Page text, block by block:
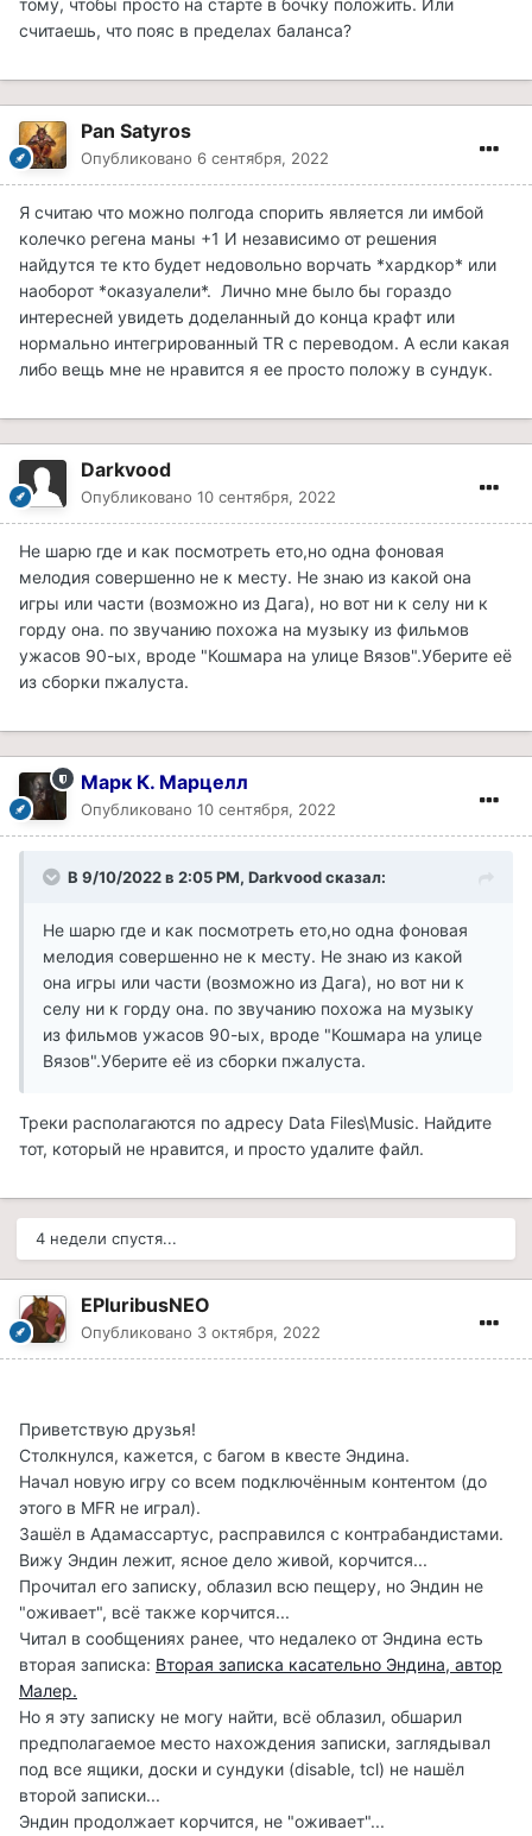
пояс и все. Ну не бывает *идеального баланса* в
играх. Это - миф.
тому, чтобы просто на старте в бочку положить. Или
считаешь, что пояс в пределах баланса?
Pan Satyros
Опубликовано 6 сентября, 2022
Я считаю что можно полгода спорить является ли имбой
колечко регена маны +1 И независимо от решения
найдутся те кто будет недовольно ворчать *хардкор* или
наоборот *оказуалели*. Лично мне было бы гораздо
интересней увидеть доделанный до конца крафт или
нормально интегрированный TR с переводом. А если какая
либо вещь мне не нравится я ее просто положу в сундук.
Darkvood
Опубликовано 10 сентября, 2022
Не шарю где и как посмотреть ето,но одна фоновая
мелодия совершенно не к месту. Не знаю из какой она
игры или части (возможно из Дага), но вот ни к селу ни к
горду она. по звучанию похожа на музыку из фильмов
ужасов 90-ых, вроде "Кошмара на улице Вязов".Уберите её
из сборки пжалуста.
Марк К. Марцелл
Опубликовано 10 сентября, 2022
В 9/10/2022 в 2:05 PM, Darkvoodсказал:
Не шарю где и как посмотреть ето,но одна фоновая
мелодия совершенно не к месту. Не знаю из какой
она игры или части (возможно из Дага), но вот ни к
селу ни к горду она. по звучанию похожа на музыку
из фильмов ужасов 90-ых, вроде "Кошмара на улице
Вязов".Уберите её из сборки пжалуста.
Треки располагаются по адресу Data Files\Music. Найдите
тот, который не нравится, и просто удалите файл.
4 недели спустя...
EPluribusNEO
Опубликовано 3 октября, 2022
Приветствую друзья!
Столкнулся, кажется, с багом в квесте Эндина.
Начал новую игру со всем подключённым контентом (до
этого в MFR не играл).
Зашёл в Адамассартус, расправился с контрабандистами.
Вижу Эндин лежит, ясное дело живой, корчится...
Прочитал его записку, облазил всю пещеру, но Эндин не
"оживает", всё также корчится...
Читал в сообщениях ранее, что недалеко от Эндина есть
вторая записка: Вторая записка касательно Эндина, автор
Малер.
Но я эту записку не могу найти, всё облазил, обшарил
предполагаемое место нахождения записки, заглядывал
под все ящики, доски и сундуки (disable, tcl) не нашёл
второй записки...
Эндин продолжает корчится, не "оживает"...